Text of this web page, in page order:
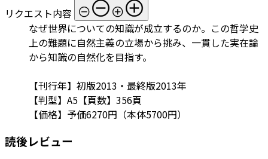
リクエスト内容
なぜ世界についての知識が成立するのか。この哲学史
上の難題に自然主義の立場から挑み、一貫した実在論
から知識の自然化を目指す。
【刊行年】初版2013・最終版2013年
【判型】A5【頁数】356頁
【価格】予価6270円（本体5700円）
読後レビュー